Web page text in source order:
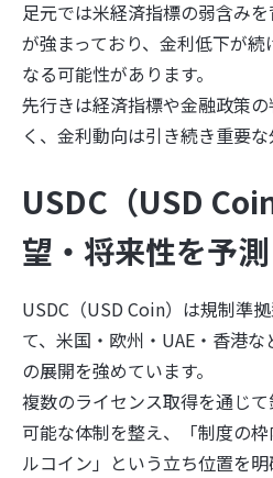
足元では米経済指標の弱含み
が強まっており、金利低下が
なる可能性があります。
先行きは経済指標や金融政策
く、金利動向は引き続き重要な
USDC （USD Coin
望・将来性を予測
USDC（USD Coin）は規制準
て、米国・欧州・UAE・香港
の展開を強めています。
複数のライセンス取得を通じ
可能な体制を整え、「制度の
ルコイン」という立ち位置を明